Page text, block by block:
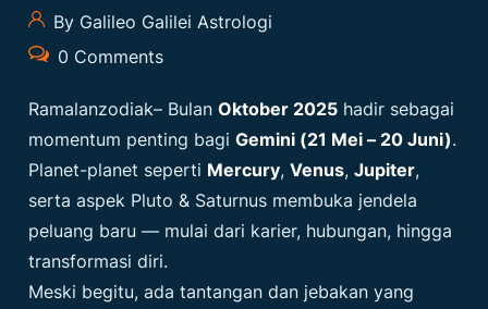
By Galileo Galilei Astrologi
0 Comments
Ramalanzodiak– BulanOktober 2025 hadir sebagai
momentum penting bagiGemini (21 Mei – 20 Juni).
Planet-planet seperti Mercury,Venus,Jupiter,
serta aspek Pluto & Saturnus membuka jendela
peluang baru — mulai dari karier, hubungan, hingga
transformasi diri.
Meski begitu, ada tantangan dan jebakan yang